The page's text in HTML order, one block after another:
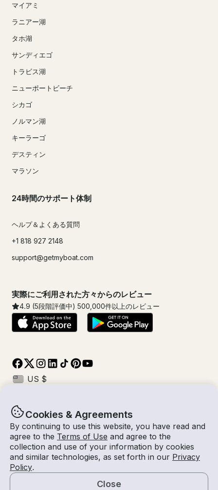
Cookies & Agreements
By continuing to use this website, you have read and
agree to the Terms of Use and agree to the
collection and use of your information by cookies
and similar technologies, as set forth in our Privacy
Policy.
Close
マイアミ
ラニアー湖
タホ湖
サンディエゴ
トラビス湖
ニューポートビーチ
シカゴ
ノルマン湖
キーラーゴ
デスティン
マラソン
24時間のサポート体制
ヘルプ＆よくある質問
+1 818 927 2148
support@getmyboat.com
実際にご利用された方々からのレビュー
4.9 (5段階評価中) 500,000件以上のレビュー
© Getmyboat 2026利用規約プライバシー規約
11 8月 2026
2 時間2 人数
船長付き
$210 /時間